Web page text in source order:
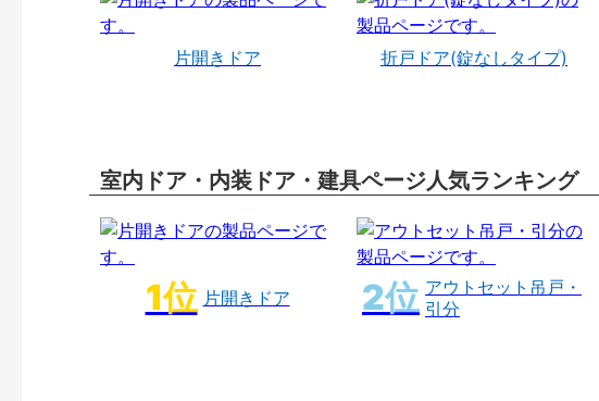
片開きドア 折戸ドア(錠なしタイプ)
室内ドア・内装ドア・建具ページ人気ランキング
片開きドア
アウトセット吊戸・
引分